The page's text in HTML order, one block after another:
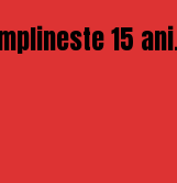
implineste